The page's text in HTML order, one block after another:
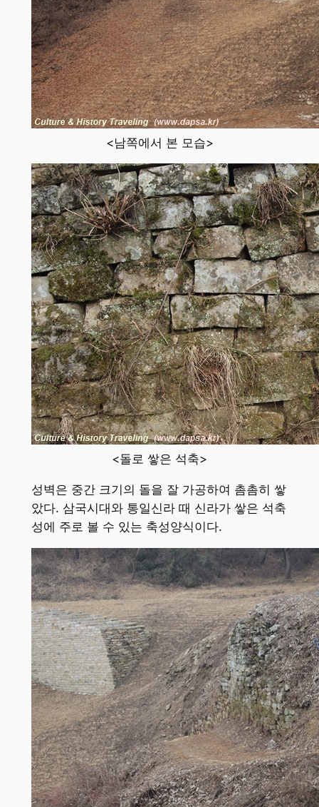
<남쪽에서 본 모습>
<돌로 쌓은 석축>
성벽은 중간 크기의 돌을 잘 가공하여 촘촘히 쌓
았다. 삼국시대와 통일신라 때 신라가 쌓은 석축
성에 주로 볼 수 있는 축성양식이다.